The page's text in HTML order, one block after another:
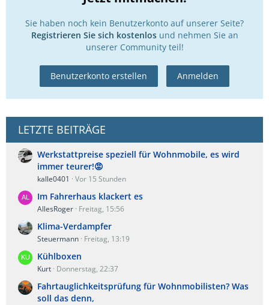
Sie haben noch kein Benutzerkonto auf unserer Seite?
Registrieren Sie sich kostenlosund nehmen Sie an
unserer Community teil!
Benutzerkonto erstellen Anmelden
LETZTE BEITRÄGE
Werkstattpreise speziell für Wohnmobile, es wird
immer teurer!😡
kalle0401 Vor 15 Stunden
Im Fahrerhaus klackert es
AllesRoger Freitag, 15:56
Klima-Verdampfer
Steuermann Freitag, 13:19
Kühlboxen
Kurt Donnerstag, 22:37
Fahrtauglichkeitsprüfung für Wohnmobilisten? Was
soll das denn,